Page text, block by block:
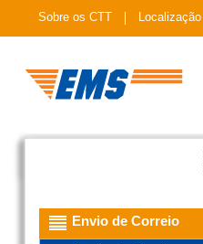
Sobre os CTT
Envio de Correio